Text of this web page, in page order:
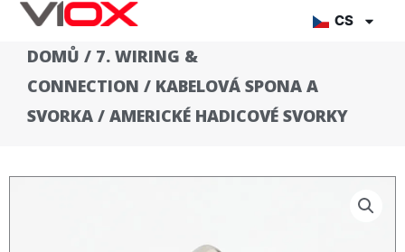
Přejít
obsah
CS
DOMŮ / 7. WIRING &
CONNECTION / KABELOVÁ SPONA A
SVORKA / AMERICKÉ HADICOVÉ SVORKY